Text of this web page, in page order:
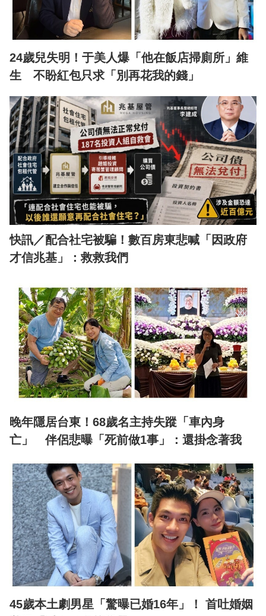
24歲兒失明！于美人爆「他在飯店掃廁所」維
生 不盼紅包只求「別再花我的錢」
快訊／配合社宅被騙！數百房東悲喊「因政府
才信兆基」：救救我們
晚年隱居台東！68歲名主持失蹤「車內身
亡」 伴侶悲曝「死前做1事」：還掛念著我
45歲本土劇男星「驚曝已婚16年」！ 首吐婚姻